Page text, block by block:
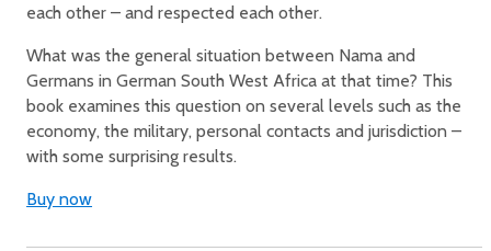
each other – and respected each other.
What was the general situation between Nama and
Germans in German South West Africa at that time? This
book examines this question on several levels such as the
economy, the military, personal contacts and jurisdiction –
with some surprising results.
Buy now